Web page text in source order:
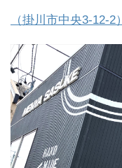
（掛川市中央3-12-2）